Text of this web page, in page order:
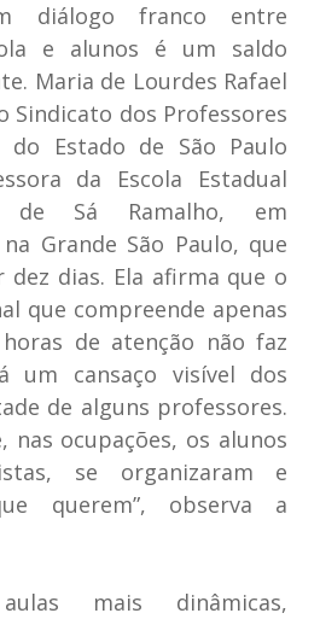
diálogo franco entre
e alunos é um saldo
Maria de Lourdes Rafael
Sindicato dos Professores
do Estado de São Paulo
da Escola Estadual
de Sá Ramalho, em
Grande São Paulo, que
dias. Ela afirma que o
que compreende apenas
de atenção não faz
um cansaço visível dos
de alguns professores.
nas ocupações, os alunos
se organizaram e
querem”, observa a
mais dinâmicas,